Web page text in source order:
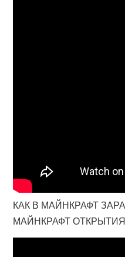
КАК В МАЙНКРАФТ
МАЙНКРАФТ ОТКРЫТИЯ